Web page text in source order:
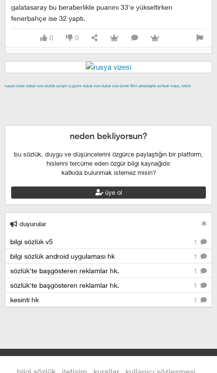
galatasaray bu beraberlikle puanını 33'e yükseltirken
fenerbahçe ise 32 yaptı.
0 0
rusya vizesi dubai vize sözlük scripti iç giyim dubai vize dubai vize ücreti flört arkadaşlık sohbet mayo, bikini
neden bekliyorsun?
bu sözlük, duygu ve düşüncelerini özgürce paylaştığın bir platform,
hislerini tercüme eden özgür bilgi kaynağıdır.
katkıda bulunmak istemez misin?
üye ol
duyurular
1
bilgi sözlük v5
1
bilgi sözlük android uygulaması hk
1
sözlük'te başgösteren reklamlar hk.
1
sözlük'te başgösteren reklamlar hk.
1
kesinti hk